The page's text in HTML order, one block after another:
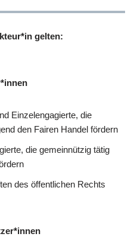
gelten:
Einzelengagierte, die
den Fairen Handel fördern
die gemeinnützig tätig
des öffentlichen Rechts